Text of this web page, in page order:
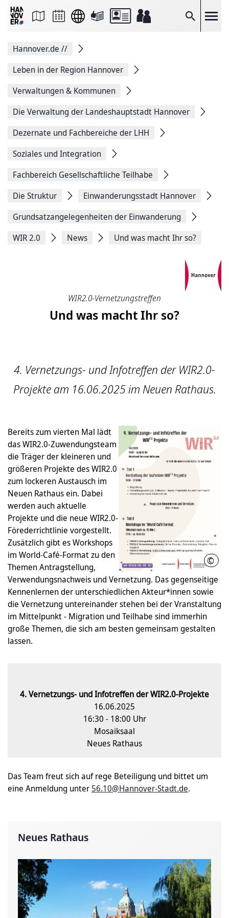
Suche
Seite
Facebook
teilen
Seitenlink
Seite
Hannover.de //
Leben in der Region Hannover
Verwaltungen & Kommunen
Die Verwaltung der Landeshauptstadt Hannover
Dezernate und Fachbereiche der LHH
Soziales und Integration
Fachbereich Gesellschaftliche Teilhabe
Die Struktur
Einwanderungsstadt Hannover
Grundsatzangelegenheiten der Einwanderung
WIR 2.0
News Und was macht Ihr so?
WIR2.0-Vernetzungstreffen
Und was macht Ihr so?
4. Vernetzungs- und Infotreffen der WIR2.0-
Projekte am 16.06.2025 im Neuen Rathaus.
© LHH
Bereits zum vierten Mal lädt
das WIR2.0-Zuwendungsteam
die Träger der kleineren und
größeren Projekte des WIR2.0
zum lockeren Austausch im
Neuen Rathaus ein. Dabei
werden auch aktuelle
Projekte und die neue WIR2.0-
Förederrichtlinie vorgestellt.
Zusätzlich gibt es Workshops
im World-Café-Format zu den
Themen Antragstellung,
Verwendungsnachweis und Vernetzung. Das gegenseitige
Kennenlernen der unterschiedlichen Akteur*innen sowie
die Vernetzung untereinander stehen bei der Vranstaltung
im Mittelpunkt - Migration und Teilhabe sind immerhin
große Themen, die sich am besten gemeinsam gestalten
lassen.
4. Vernetzungs- und Infotreffen der WIR2.0-Projekte
16.06.2025
16:30 - 18:00 Uhr
Mosaiksaal
Neues Rathaus
Das Team freut sich auf rege Beteiligung und bittet um
eine Anmeldung unter 56.10@Hannover-Stadt.de.
Neues Rathaus